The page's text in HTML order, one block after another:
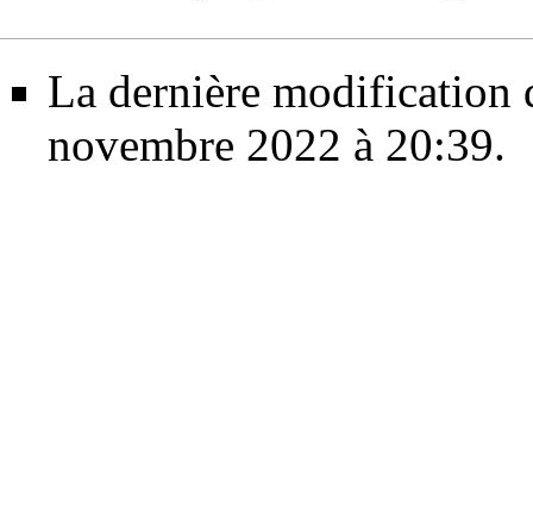
La dernière modification
novembre 2022 à 20:39.